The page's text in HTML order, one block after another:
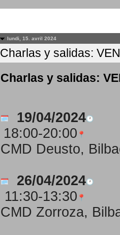
lundi, 15. avril 2024
Charlas y salidas:
Charlas y salidas:
19/04/2024
18:00-20:00
CMD Deusto,
26/04/2024
11:30-13:30
CMD Zorroza,